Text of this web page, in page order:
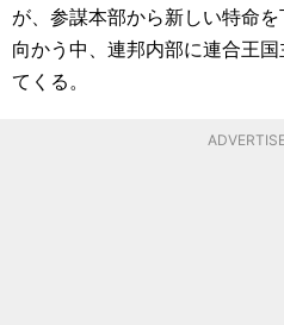
が、参謀本部から新しい特命
向かう中、連邦内部に連合王
てくる。